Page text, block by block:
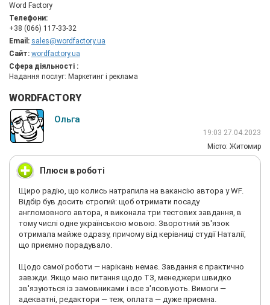
Word Factory
Телефони:
+38 (066) 117-33-32
Email: sales@wordfactory.ua
Сайт: wordfactory.ua
Сфера діяльності :
Надання послуг: Маркетинг і реклама
WORDFACTORY
Ольга
19:03 27.04.2023
Мiсто: Житомир
Плюси в роботі
Щиро радію, що колись натрапила на вакансію автора у WF.
Відбір був досить строгий: щоб отримати посаду
англомовного автора, я виконала три тестових завдання, в
тому числі одне українською мовою. Зворотний зв'язок
отримала майже одразу, причому від керівниці студії Наталії,
що приємно порадувало.
Щодо самої роботи — нарікань немає. Завдання є практично
завжди. Якщо маю питання щодо ТЗ, менеджери швидко
зв'язуються із замовниками і все з'ясовують. Вимоги —
адекватні, редактори — теж, оплата — дуже приємна.